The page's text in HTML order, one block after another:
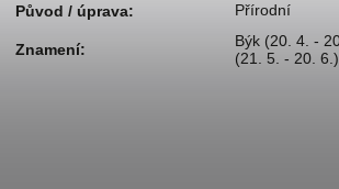
Původ / úprava: Přírodní
Znamení: Býk (20. 4. -
(21. 5. - 20. 6.)